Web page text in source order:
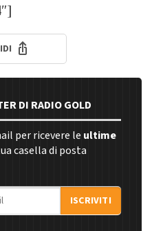
DI RADIO GOLD
per ricevere le ultime
casella di posta
ISCRIVITI